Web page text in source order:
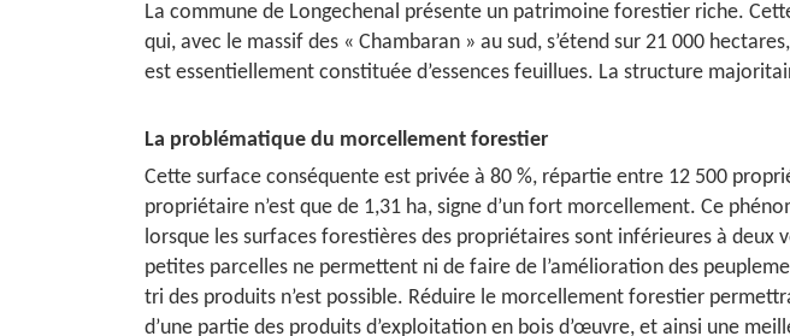
La commune de Longechenal présente un patrimoine forestier riche.
qui, avec le massif des « Chambaran » au sud, s’étend sur 21 000
est essentiellement constituée d’essences feuillues. La structure
La problématique du morcellement forestier
Cette surface conséquente est privée à 80 %, répartie entre 12 500
propriétaire n’est que de 1,31 ha, signe d’un fort morcellement. Ce
lorsque les surfaces forestières des propriétaires sont inférieures à deux
petites parcelles ne permettent ni de faire de l’amélioration des
tri des produits n’est possible. Réduire le morcellement forestier
d’une partie des produits d’exploitation en bois d’œuvre, et ainsi une